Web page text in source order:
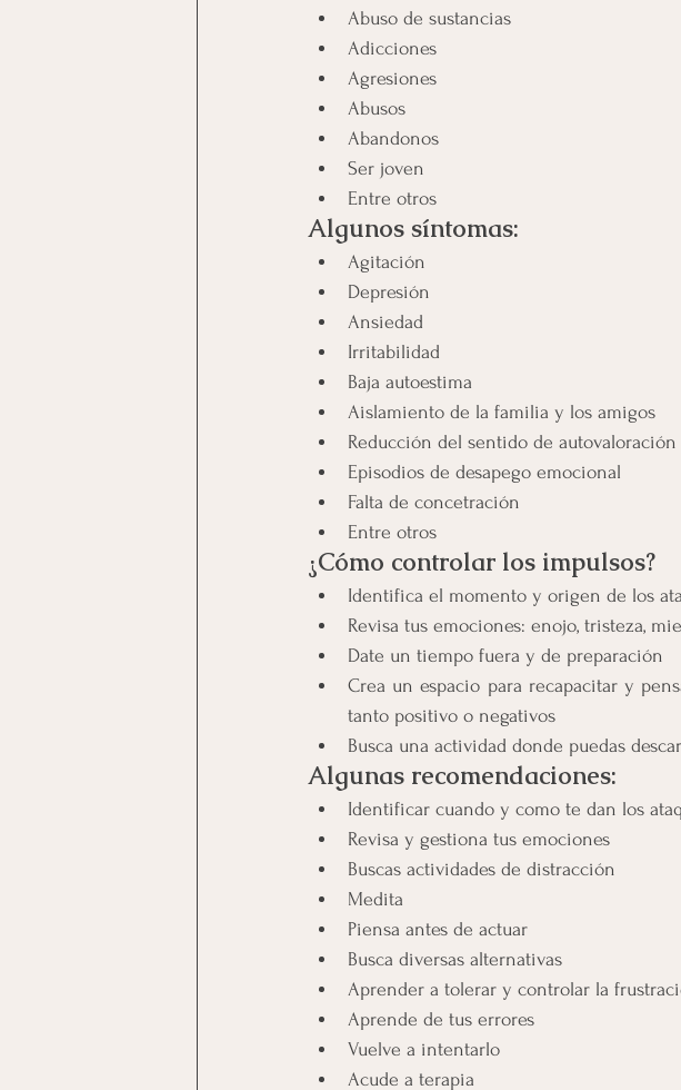
Abuso de sustancias
Adicciones
Agresiones
Abusos
Abandonos
Ser joven
Entre otros
Algunos síntomas:
Agitación
Depresión
Ansiedad
Irritabilidad
Baja autoestima
Aislamiento de la familia y los amigos
Reducción del sentido de autovaloración
Episodios de desapego emocional
Falta de concetración
Entre otros
¿Cómo controlar los impulsos?
Identifica el momento y origen de los
Revisa tus emociones: enojo, tristeza,
Date un tiempo fuera y de preparación
Crea un espacio para recapacitar y
tanto positivo o negativos
Busca una actividad donde puedas
Algunas recomendaciones:
Identificar cuando y como te dan los
Revisa y gestiona tus emociones
Buscas actividades de distracción
Medita
Piensa antes de actuar
Busca diversas alternativas
Aprender a tolerar y controlar la
Aprende de tus errores
Vuelve a intentarlo
Acude a terapia